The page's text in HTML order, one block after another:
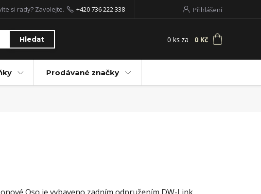
Přihlášení
Hledat
si rady? Zavolejte. +420 736 222 338
0 ks za 0 Kč
Prodávané značky